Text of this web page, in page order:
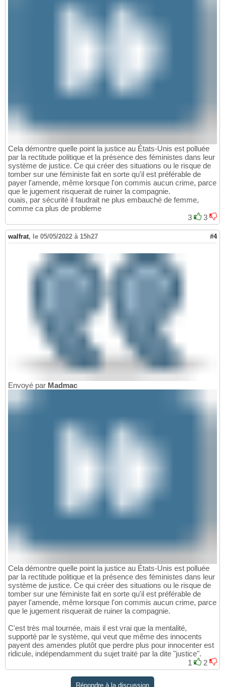
Cela démontre quelle point la justice au États-Unis est polluée
par la rectitude politique et la présence des féministes dans leur
système de justice. Ce qui créer des situations ou le risque de
tomber sur une féministe fait en sorte qu'il est préférable de
payer l'amende, même lorsque l'on commis aucun crime, parce
que le jugement risquerait de ruiner la compagnie.
ouais, par sécurité il faudrait ne plus embauché de femme,
comme ca plus de probleme
3
3
walfrat, le 05/05/2022 à 15h27 #4
Envoyé par Madmac
Cela démontre quelle point la justice au États-Unis est polluée
par la rectitude politique et la présence des féministes dans leur
système de justice. Ce qui créer des situations ou le risque de
tomber sur une féministe fait en sorte qu'il est préférable de
payer l'amende, même lorsque l'on commis aucun crime, parce
que le jugement risquerait de ruiner la compagnie.
C'est très mal tournée, mais il est vrai que la mentalité,
supporté par le système, qui veut que même des innocents
payent des amendes plutôt que perdre plus pour innocenter est
ridicule, indépendamment du sujet traité par la dite "justice".
1
2
Répondre à la discussion